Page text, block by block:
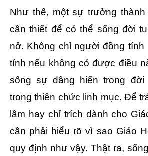
Như thế, một sự trưởng
cần thiết để có thể sống đời
nở. Không chỉ người đồng
tính nếu không có được điều
sống sự dâng hiến trong
trong thiên chức linh mục. Để
lầm hay chỉ trích dành cho
cần phải hiểu rõ vì sao Giáo
quy định như vậy. Thật ra,